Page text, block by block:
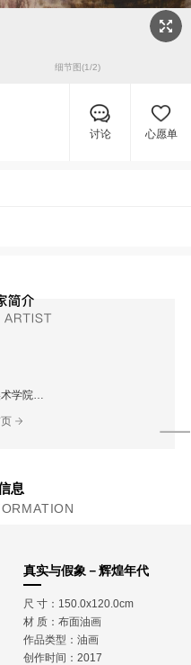
细节图(1/2)
讨论 心愿单
学院
息
真实与假象－辉煌年代
尺 寸：150.0x120.0cm
材 质： 布面油画
作品类型：油画
创作时间：2017